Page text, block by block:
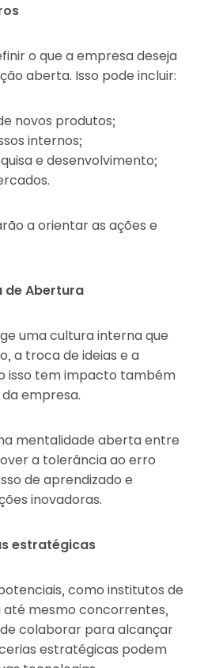
o que a empresa deseja
aberta. Isso pode incluir:
novos produtos;
internos;
e desenvolvimento;
a orientar as ações e
de Abertura
uma cultura interna que
a troca de ideias e a
isso tem impacto também
da empresa.
mentalidade aberta entre
a tolerância ao erro
de aprendizado e
inovadoras.
estratégicas
como institutos de
até mesmo concorrentes,
colaborar para alcançar
estratégicas podem